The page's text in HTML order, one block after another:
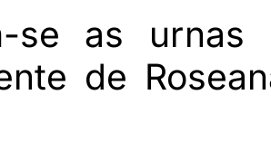
se as
de